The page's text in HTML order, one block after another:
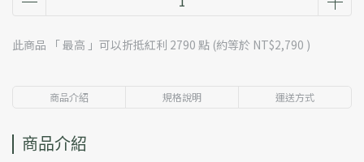
此商品 「 最高 」可以折抵紅利 2790 點 (約等於 NT$2,790 )
商品介紹 規格說明 運送方式
商品介紹